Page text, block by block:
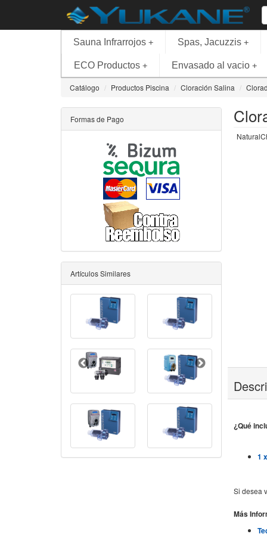
+
Sauna Infrarrojos +
Spas, Jacuzzis
+
ECO Productos +
Envasado al vacio
Catálogo Productos Piscina Cloración Salina
¿Qué
1
Si desea
Más
Formas de Pago
Artículos Similares